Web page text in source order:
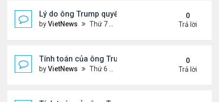
Lý do ông Trump quyết định không kích Iran
byVietNews Thứ 7 Tháng 6 21, 2025 11:14 pm
0
Trả lời
Tính toán của ông Trump khi lùi quyết định can
byVietNews Thứ 6 Tháng 6 20, 2025 2:44 pm
0
Trả lời